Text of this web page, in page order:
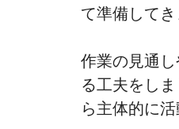
て準備してき
作業の見通
る工夫をし
ら主体的に